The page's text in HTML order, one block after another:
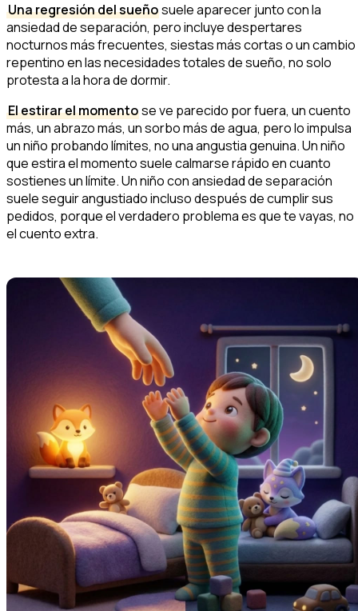
Una regresión del sueño suele aparecer junto con la
ansiedad de separación, pero incluye despertares
nocturnos más frecuentes, siestas más cortas o un cambio
repentino en las necesidades totales de sueño, no solo
protesta a la hora de dormir.
El estirar el momento se ve parecido por fuera, un cuento
más, un abrazo más, un sorbo más de agua, pero lo impulsa
un niño probando límites, no una angustia genuina. Un niño
que estira el momento suele calmarse rápido en cuanto
sostienes un límite. Un niño con ansiedad de separación
suele seguir angustiado incluso después de cumplir sus
pedidos, porque el verdadero problema es que te vayas, no
el cuento extra.